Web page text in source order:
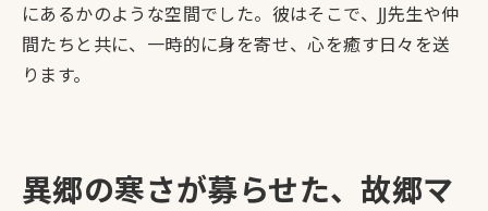
にあるかのような空間でした。彼はそこで、JJ先生や仲
間たちと共に、一時的に身を寄せ、心を癒す日々を送
ります。
異郷の寒さが募らせた、故郷マ